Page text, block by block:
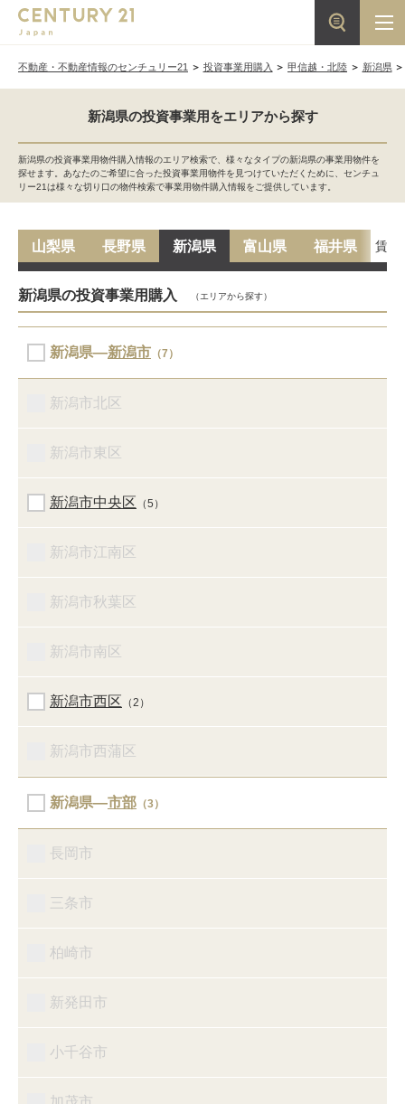
不動産・不動産情報のセンチュリー21 投資事業用購入 甲信越・北陸 新潟県
新潟県の投資事業用をエリアから探す
新潟県の投資事業用物件購入情報のエリア検索で、様々なタイプの新潟県の事業用物件を
探せます。あなたのご希望に合った投資事業用物件を見つけていただくために、センチュ
リー21は様々な切り口の物件検索で事業用物件購入情報をご提供しています。
山梨県 長野県 新潟県 富山県 福井県 賃貸
新潟県の投資事業用購入 （エリアから探す）
新潟県―新潟市 （7）
新潟市北区
新潟市東区
新潟市中央区 （5）
新潟市江南区
新潟市秋葉区
新潟市南区
新潟市西区 （2）
新潟市西蒲区
新潟県―市部 （3）
長岡市
三条市
柏崎市
新発田市
小千谷市